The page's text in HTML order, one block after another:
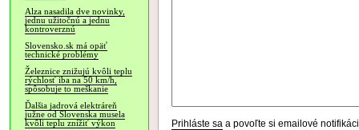
Alza nasadila dve novinky,
jednu užitočnú a jednu
kontroverznú
Slovensko.sk má opäť
technické problémy
Železnice znižujú kvôli teplu
rýchlosť iba na 50 km/h,
spôsobuje to meškanie
Ďalšia jadrová elektráreň
južne od Slovenska musela
kvôli teplu znížiť výkon
Prihláste sa a povoľte si emailové